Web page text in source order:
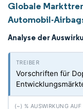
Globale
Automobil-
Analyse der
Vorschriften für